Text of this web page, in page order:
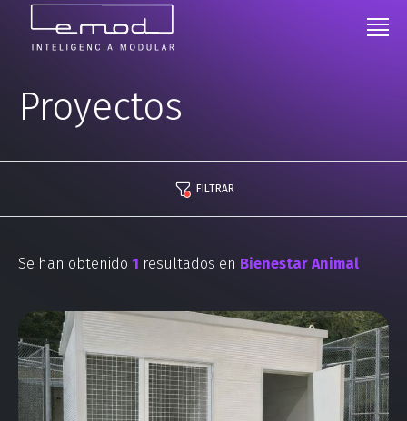
Proyectos
FILTRAR
Se han obtenido 1 resultados en Bienestar Animal